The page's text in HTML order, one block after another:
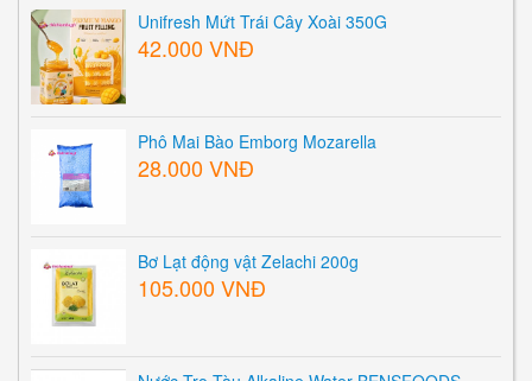
Unifresh Mứt Trái Cây Xoài 350G
Phô Mai Bào Emborg Mozarella
Bơ Lạt động vật Zelachi 200g